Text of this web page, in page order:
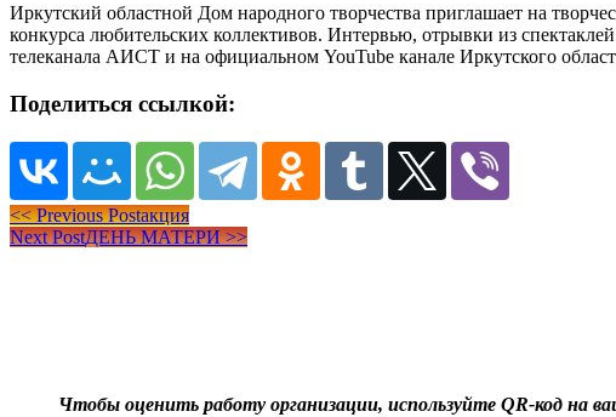
Иркутский областной Дом народного творчества приглашает на
конкурса любительских коллективов. Интервью, отрывки из
телеканала АИСТ и на официальном YouTube канале Иркутского
Поделиться ссылкой:
Навигация
по
<< Previous Postакция
Next PostДЕНЬ МАТЕРИ >>
Чтобы оценить работу организации, используйте QR-код на